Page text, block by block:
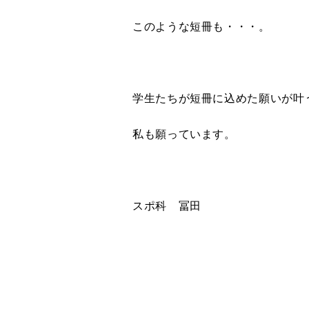
このような短冊も・・・。
学生たちが短冊に込めた願いが叶
私も願っています。
スポ科 冨田